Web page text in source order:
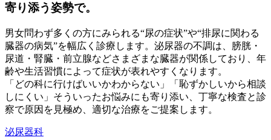
寄り添う姿勢で。
男女問わず多くの方にみられる“尿の症状”や“排尿に関わる
臓器の病気”を幅広く診療します。泌尿器の不調は、膀胱・
尿道・腎臓・前立腺などさまざまな臓器が関係しており、年
齢や生活習慣によって症状が表れやすくなります。
「どの科に行けばいいかわからない」「恥ずかしいから相談
しにくい」そういったお悩みにも寄り添い、丁寧な検査と診
察で原因を見極め、適切な治療をご提案します。
泌尿器科